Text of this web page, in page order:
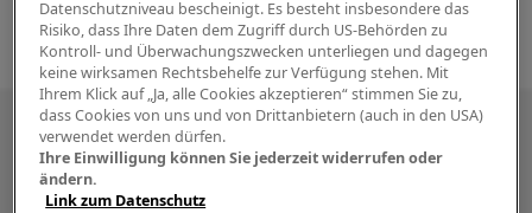
Besuchen Sie uns auch in den sozialen
Medien
Datenschutzniveau bescheinigt. Es besteht insbesondere das
Risiko, dass Ihre Daten dem Zugriff durch US-Behörden zu
Kontroll- und Überwachungszwecken unterliegen und dagegen
keine wirksamen Rechtsbehelfe zur Verfügung stehen. Mit
Ihrem Klick auf „Ja, alle Cookies akzeptieren“ stimmen Sie zu,
dass Cookies von uns und von Drittanbietern (auch in den USA)
verwendet werden dürfen.
Ihre Einwilligung können Sie jederzeit widerrufen oder
ändern.
Link zum Datenschutz